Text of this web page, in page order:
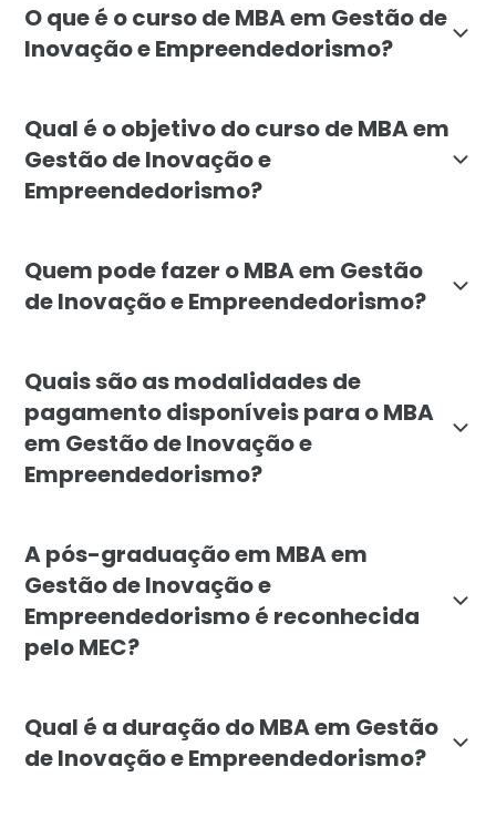
O que é o curso de MBA em Gestão de
Inovação e Empreendedorismo?
Qual é o objetivo do curso de MBA em
Gestão de Inovação e
Empreendedorismo?
Quem pode fazer o MBA em Gestão
de Inovação e Empreendedorismo?
Quais são as modalidades de
pagamento disponíveis para o MBA
em Gestão de Inovação e
Empreendedorismo?
A pós-graduação em MBA em
Gestão de Inovação e
Empreendedorismo é reconhecida
pelo MEC?
Qual é a duração do MBA em Gestão
de Inovação e Empreendedorismo?